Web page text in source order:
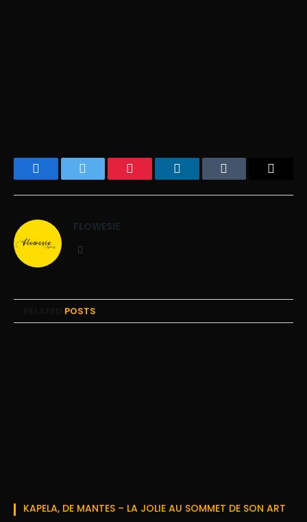
FacebookTwitter Pinterest LinkedInTumblr
FLOWESIE
POSTS
KAPELA, DE MANTES – LA JOLIE AU SOMMET DE SON ART